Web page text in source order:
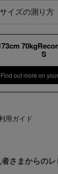
サイズの測り方
S
Find out more on
用ガイド
者さまからのレ